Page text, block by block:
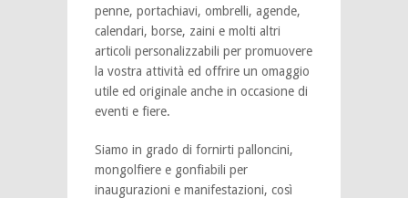
penne, portachiavi, ombrelli, agende,
calendari, borse, zaini e molti altri
articoli personalizzabili per promuovere
la vostra attività ed offrire un omaggio
utile ed originale anche in occasione di
eventi e fiere.
Siamo in grado di fornirti palloncini,
mongolfiere e gonfiabili per
inaugurazioni e manifestazioni, così